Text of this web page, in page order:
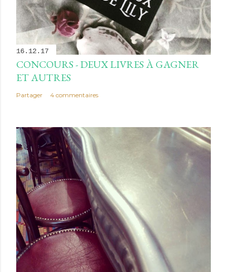
16.12.17
CONCOURS - DEUX LIVRES À GAGNER
ET AUTRES
Partager 4 commentaires